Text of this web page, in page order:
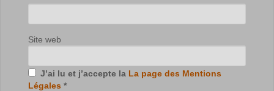
Site web
J’ai lu et j’accepte la La page des Mentions
Légales *